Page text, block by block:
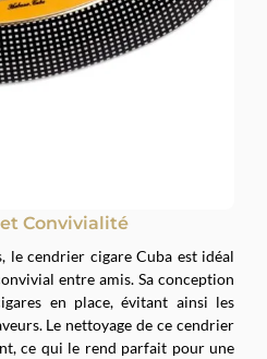
Convivialité
le cendrier cigare Cuba est idéal
entre amis. Sa conception
en place, évitant ainsi les
Le nettoyage de ce cendrier
ce qui le rend parfait pour une